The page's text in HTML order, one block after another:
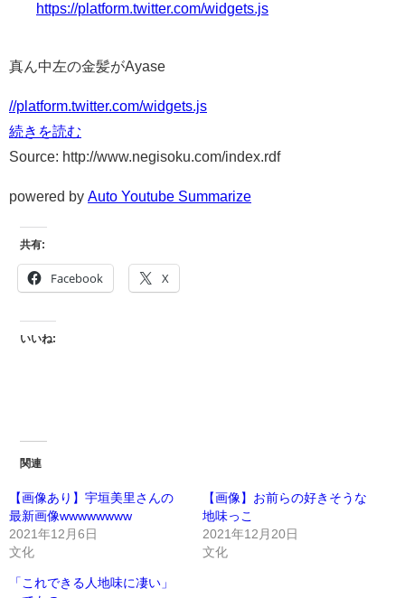
https://platform.twitter.com/widgets.js
真ん中左の金髪がAyase
//platform.twitter.com/widgets.js
続きを読む
Source: http://www.negisoku.com/index.rdf
powered by Auto Youtube Summarize
共有:
Facebook X
いいね:
関連
【画像あり】宇垣美里さんの
最新画像wwwwwwww
2021年12月6日
文化
【画像】お前らの好きそうな
地味っこ
2021年12月20日
文化
「これできる人地味に凄い」